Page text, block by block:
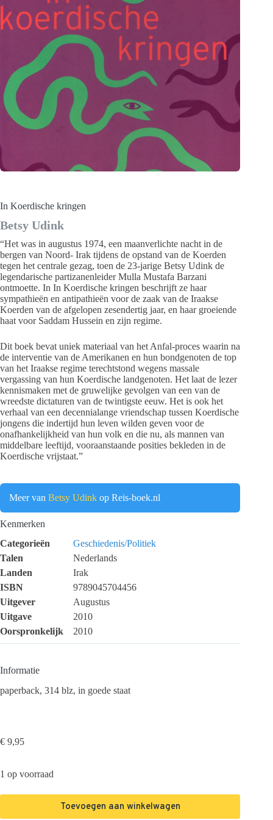
In Koerdische kringen
Betsy Udink
“Het was in augustus 1974, een maanverlichte nacht in de
bergen van Noord- Irak tijdens de opstand van de Koerden
tegen het centrale gezag, toen de 23-jarige Betsy Udink de
legendarische partizanenleider Mulla Mustafa Barzani
ontmoette. In In Koerdische kringen beschrijft ze haar
sympathieën en antipathieën voor de zaak van de Iraakse
Koerden van de afgelopen zesendertig jaar, en haar groeiende
haat voor Saddam Hussein en zijn regime.
Dit boek bevat uniek materiaal van het Anfal-proces waarin na
de interventie van de Amerikanen en hun bondgenoten de top
van het Iraakse regime terechtstond wegens massale
vergassing van hun Koerdische landgenoten. Het laat de lezer
kennismaken met de gruwelijke gevolgen van een van de
wreedste dictaturen van de twintigste eeuw. Het is ook het
verhaal van een decennialange vriendschap tussen Koerdische
jongens die indertijd hun leven wilden geven voor de
onafhankelijkheid van hun volk en die nu, als mannen van
middelbare leeftijd, vooraanstaande posities bekleden in de
Koerdische vrijstaat.”
Meer van Betsy Udink op Reis-boek.nl
Kenmerken
Categorieën
Geschiedenis/Politiek
Talen
Nederlands
Landen
Irak
ISBN
9789045704456
Uitgever
Augustus
Uitgave
2010
Oorspronkelijk
2010
Informatie
paperback, 314 blz, in goede staat
€ 9,95
1 op voorraad
Toevoegen aan winkelwagen